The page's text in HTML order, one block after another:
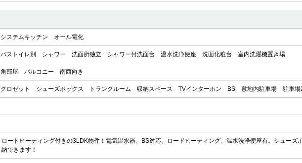
システムキッチン オール電化
バストイレ別 シャワー 洗面所独立 シャワー付洗面台 温水洗浄便座 洗面化粧台 室内洗濯機置き場
角部屋 バルコニー 南西向き
クロゼット シューズボックス トランクルーム 収納スペース TVインターホン BS 敷地内駐車場 駐車場
ロードヒーティング付きの3LDK物件！電気温水器、BS対応、ロードヒーティング、温水洗浄便座有。シューズ
納できます！